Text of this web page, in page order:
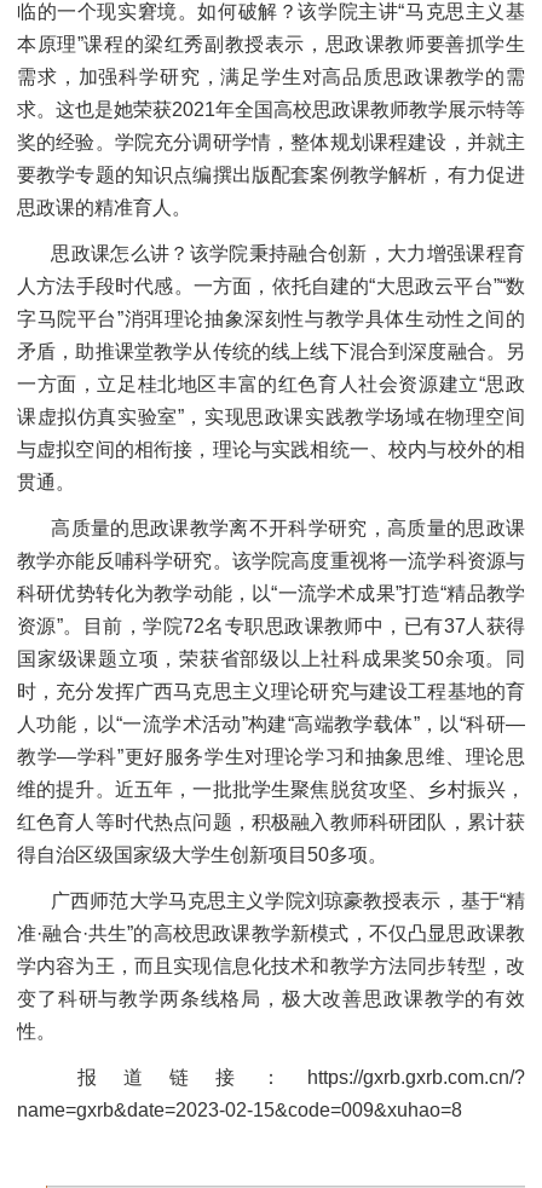
临的一个现实窘境。如何破解？该学院主讲“马克思主义基
本原理”课程的梁红秀副教授表示，思政课教师要善抓学生
需求，加强科学研究，满足学生对高品质思政课教学的需
求。这也是她荣获2021年全国高校思政课教师教学展示特等
奖的经验。学院充分调研学情，整体规划课程建设，并就主
要教学专题的知识点编撰出版配套案例教学解析，有力促进
思政课的精准育人。
思政课怎么讲？该学院秉持融合创新，大力增强课程育
人方法手段时代感。一方面，依托自建的“大思政云平台”“数
字马院平台”消弭理论抽象深刻性与教学具体生动性之间的
矛盾，助推课堂教学从传统的线上线下混合到深度融合。另
一方面，立足桂北地区丰富的红色育人社会资源建立“思政
课虚拟仿真实验室”，实现思政课实践教学场域在物理空间
与虚拟空间的相衔接，理论与实践相统一、校内与校外的相
贯通。
高质量的思政课教学离不开科学研究，高质量的思政课
教学亦能反哺科学研究。该学院高度重视将一流学科资源与
科研优势转化为教学动能，以“一流学术成果”打造“精品教学
资源”。目前，学院72名专职思政课教师中，已有37人获得
国家级课题立项，荣获省部级以上社科成果奖50余项。同
时，充分发挥广西马克思主义理论研究与建设工程基地的育
人功能，以“一流学术活动”构建“高端教学载体”，以“科研—
教学—学科”更好服务学生对理论学习和抽象思维、理论思
维的提升。近五年，一批批学生聚焦脱贫攻坚、乡村振兴，
红色育人等时代热点问题，积极融入教师科研团队，累计获
得自治区级国家级大学生创新项目50多项。
广西师范大学马克思主义学院刘琼豪教授表示，基于“精
准·融合·共生”的高校思政课教学新模式，不仅凸显思政课教
学内容为王，而且实现信息化技术和教学方法同步转型，改
变了科研与教学两条线格局，极大改善思政课教学的有效
性。
报道链接：
https://gxrb.gxrb.com.cn/?
name=gxrb&date=2023-02-15&code=009&xuhao=8